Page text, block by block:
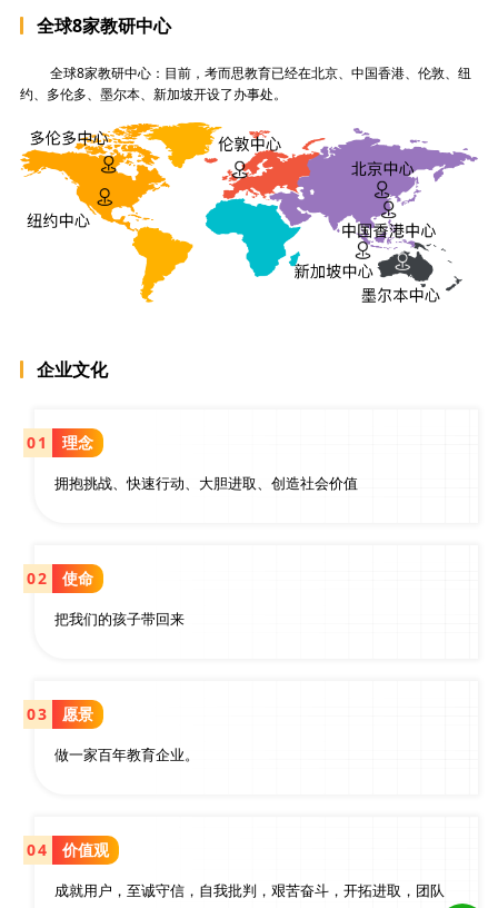
全球8家教研中心
全球8家教研中心：目前，考而思教育已经在北京、中国香港、伦敦、纽
约、多伦多、墨尔本、新加坡开设了办事处。
企业文化
01 理念
拥抱挑战、快速行动、大胆进取、创造社会价值
02 使命
把我们的孩子带回来
03 愿景
做一家百年教育企业。
04 价值观
成就用户，至诚守信，自我批判，艰苦奋斗，开拓进取，团队